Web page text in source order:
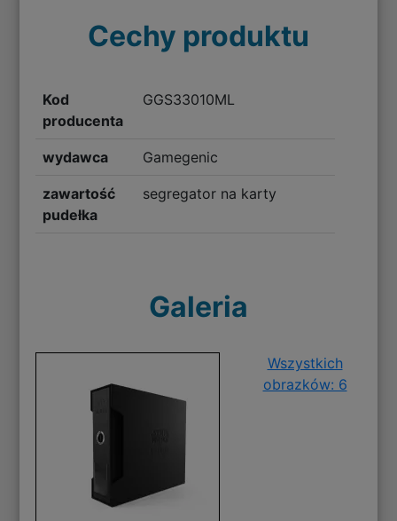
Cechy produktu
Kod
producenta
GGS33010ML
wydawca Gamegenic
zawartość
pudełka
segregator na karty
Galeria
Wszystkich
obrazków: 6